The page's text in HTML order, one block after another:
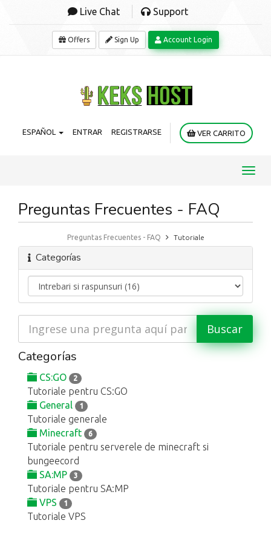
Live Chat Support
Offers Sign Up Account Login
ESPAÑOL ENTRAR REGISTRARSE VER CARRITO
Preguntas Frecuentes - FAQ
Preguntas Frecuentes - FAQ Tutoriale
Categorías
Categorías
CS:GO 2
Tutoriale pentru CS:GO
General
1
Tutoriale generale
Minecraft
6
Tutoriale pentru serverele de minecraft si
bungeecord
SA:MP
3
Tutoriale pentru SA:MP
VPS
1
Tutoriale VPS